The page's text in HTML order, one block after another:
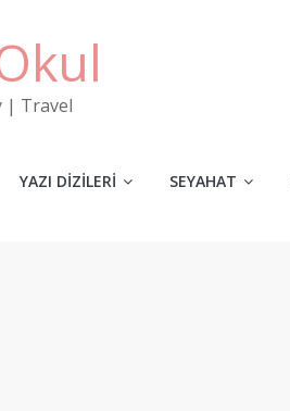
| Travel
YAZI DIZILERI SEYAHAT